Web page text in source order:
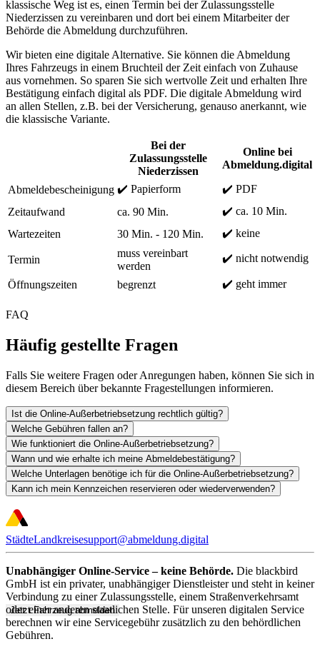
klassische Weg ist es, einen Termin bei der Zulassungsstelle
Niederzissen zu vereinbaren und dort bei einem Mitarbeiter der
Behörde die Abmeldung durchzuführen.
Wir bieten eine digitale Alternative. Sie können die Abmeldung
Ihres Fahrzeugs in einem Bruchteil der Zeit einfach von Zuhause
aus vornehmen. So sparen Sie sich wertvolle Zeit und erhalten Ihre
Bestätigung einfach digital als PDF. Die digitale Abmeldung wird
an allen Stellen, z.B. bei der Versicherung, genauso anerkannt, wie
die klassische Variante.
Bei der
Zulassungsstelle
Niederzissen
Online bei
Abmeldung.digital
Abmeldebescheinigung ✔️ Papierform
✔️ PDF
Zeitaufwand
ca. 90 Min.
✔️ ca. 10 Min.
Wartezeiten
30 Min. - 120 Min. ✔️ keine
Termin
muss vereinbart
werden
✔️ nicht notwendig
Öffnungszeiten begrenzt ✔️ geht immer
FAQ
Häufig gestellte Fragen
Falls Sie weitere Fragen oder Anregungen haben, können Sie sich in
diesem Bereich über bekannte Fragestellungen informieren.
Ist die Online-Außerbetriebsetzung rechtlich gültig?
Welche Gebühren fallen an?
Wie funktioniert die Online-Außerbetriebsetzung?
Wann und wie erhalte ich meine Abmeldebestätigung?
Welche Unterlagen benötige ich für die Online-Außerbetriebsetzung?
Kann ich mein Kennzeichen reservieren oder wiederverwenden?
Jetzt Fahrzeug abmelden
StädteLandkreisesupport@abmeldung.digital
Unabhängiger Online-Service – keine Behörde. Die blackbird
GmbH ist ein privater, unabhängiger Dienstleister und steht in keiner
Verbindung zu einer Zulassungsstelle, einem Straßenverkehrsamt
oder einer anderen staatlichen Stelle. Für unseren digitalen Service
berechnen wir eine Servicegebühr zusätzlich zu den behördlichen
Gebühren.